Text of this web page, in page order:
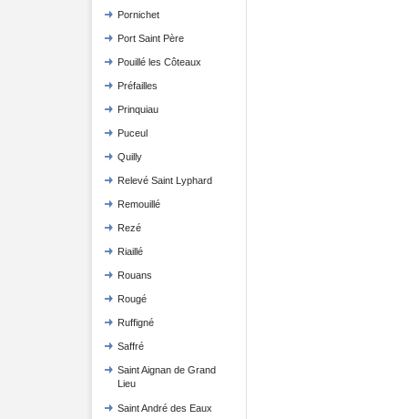
Pornichet
Port Saint Père
Pouillé les Côteaux
Préfailles
Prinquiau
Puceul
Quilly
Relevé Saint Lyphard
Remouillé
Rezé
Riaillé
Rouans
Rougé
Ruffigné
Saffré
Saint Aignan de Grand
Lieu
Saint André des Eaux